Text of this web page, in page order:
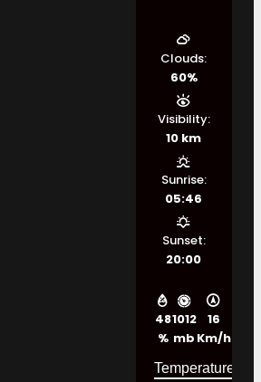
48
%
1012
mb
16
Km/h
Clouds:
60%
Visibility:
10 km
Sunrise:
05:46
Sunset:
20:00